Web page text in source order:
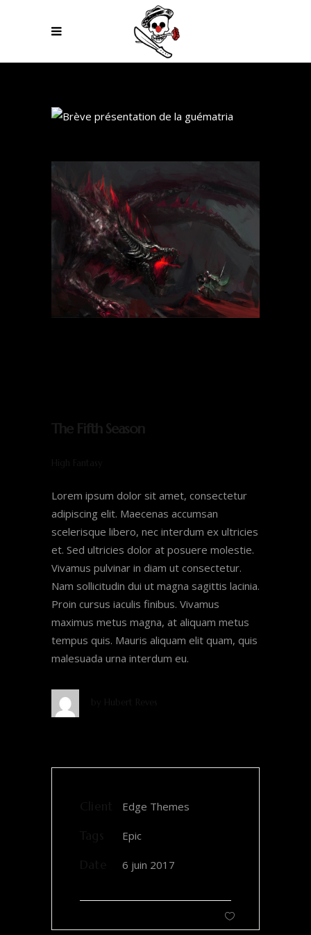
The Fifth Season
Lorem ipsum dolor sit amet, consectetur
adipiscing elit. Maecenas accumsan
scelerisque libero, nec interdum ex ultricies
et. Sed ultricies dolor at posuere molestie.
Vivamus pulvinar in diam ut consectetur.
Nam sollicitudin dui ut magna sagittis lacinia.
Proin cursus iaculis finibus. Vivamus
maximus metus magna, at aliquam metus
tempus quis. Mauris aliquam elit quam, quis
malesuada urna interdum eu.
Edge Themes
Epic
6 juin 2017